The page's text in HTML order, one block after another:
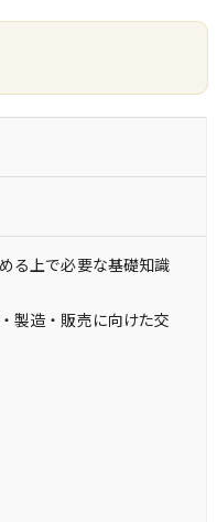
る上で必要な基礎知識
製造・販売に向けた交